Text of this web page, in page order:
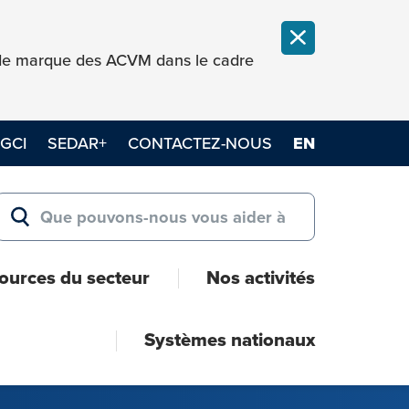
marque des ACVM dans le cadre FERMER LA
GCI SEDAR+ CONTACTEZ-NOUS EN
for:
RECHERCHER
du secteur Nos activités
Systèmes nationaux